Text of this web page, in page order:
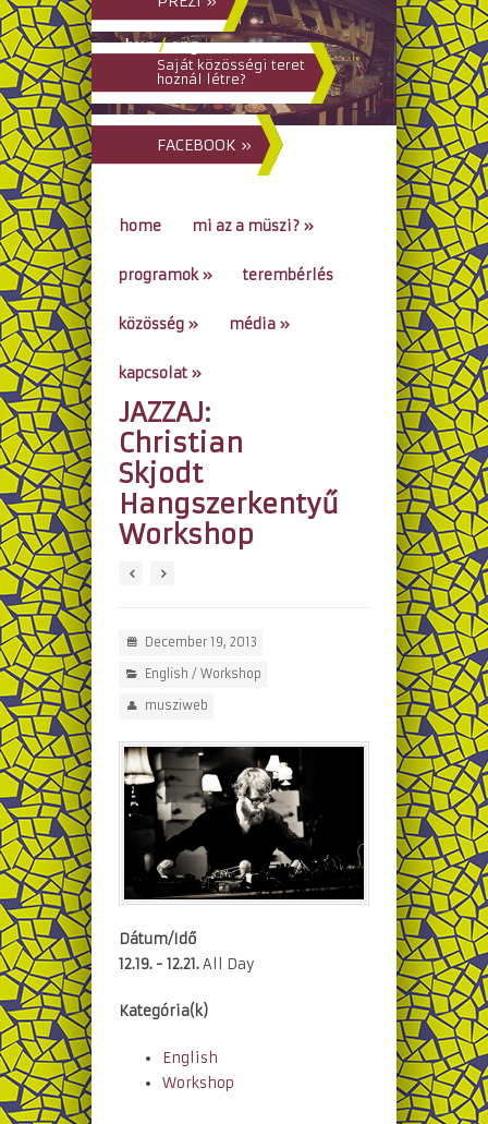
hun/eng
Saját közösségi teret
hoznál létre?
FACEBOOK »
home mi az a müszi? »
programok» terembérlés
közösség » média »
kapcsolat »
go to...
JAZZAJ:
Christian
Skjodt
Hangszerkentyű
Workshop
December 19, 2013
English / Workshop
musziweb
Dátum/Idő
12.19. - 12.21.All Day
Kategória(k)
English
Workshop